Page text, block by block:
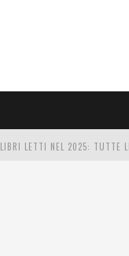
LIBRI LETTI NEL 2025: TUTTE